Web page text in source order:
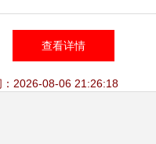
能新零售，一体化管理
商品进销存
查看详情
：2026-08-06 21:26:18